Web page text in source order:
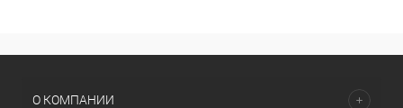
О КОМПАНИИ